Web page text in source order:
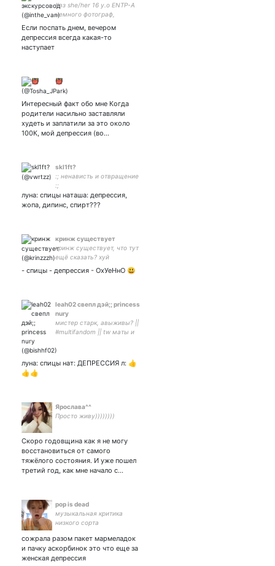
#вз she/her 16 у.о ENTP-A
немного фотограф,
и остальное:
Если поспать днем, вечером
депрессия всегда какая-то
наступает
👹
Интересный факт обо мне Когда
родители насильно заставляли
худеть и заплатили за это около
100К, мой депрессия (во…
skl1ft?
:; ненависть и отвращение
:;
луна: спицы наташа: депрессия,
жопа, дипинс, спирт???
кринж существует
кринж существует, что тут
ещё сказать? хуй
- спицы - депрессия - ОхУеНнО 😃
leah02 свепл дэй;; princess
nury
мистер старк, авыживы? ||
#multifandom || tw маты и
решите мои проблемы
жестко и радикально.||
луна: спицы нат: ДЕПРЕССИЯ л: 👍
👍👍
Ярослава^^
Просто живу))))))))
Скоро годовщина как я не могу
восстановиться от самого
тяжёлого состояния. И уже пошел
третий год, как мне начало с…
pop is dead
музыкальная критика
низкого сорта
сожрала разом пакет мармеладок
и пачку аскорбинок это что еще за
женская депрессия